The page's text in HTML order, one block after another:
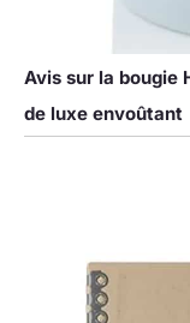
Avis sur la bougie
de luxe envoûtant